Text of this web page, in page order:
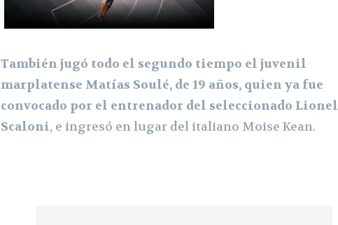
También jugó todo el segundo tiempo el juvenil
marplatense Matías Soulé, de 19 años, quien ya fue
convocado por el entrenador del seleccionado Lionel
Scaloni, e ingresó en lugar del italiano Moise Kean.